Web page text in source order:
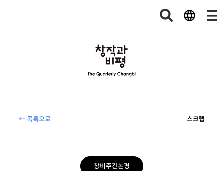
← 목록으로 스크랩
창비주간논평